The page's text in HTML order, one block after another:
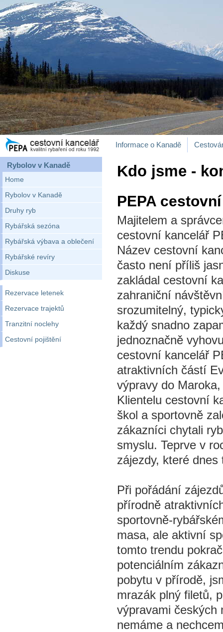
Informace o Kanadě
Kdo jsme -
PEPA
Majitelem a
cestovní kancelář
Název cestovní
často není příliš
zakládal cestovní
zahraniční
srozumitelný,
každý snadno
jednoznačně
cestovní kancelář
atraktivních částí
výpravy do
Klientelu cestovní
škol a sportovně
zákazníci chytali
smyslu. Teprve v
zájezdy, které
Při pořádání
přírodně
sportovně-
masa, ale aktivní
tomto trendu
potenciálním
pobytu v přírodě,
mrazák plný filetů,
výpravami českých
nemáme a
Rybolov v Kanadě
Home
Rybolov v Kanadě
Druhy ryb
Rybářská sezóna
Rybářská výbava a oblečení
Rybářské revíry
Diskuse
Rezervace letenek
Rezervace trajektů
Tranzitní noclehy
Cestovní pojištění